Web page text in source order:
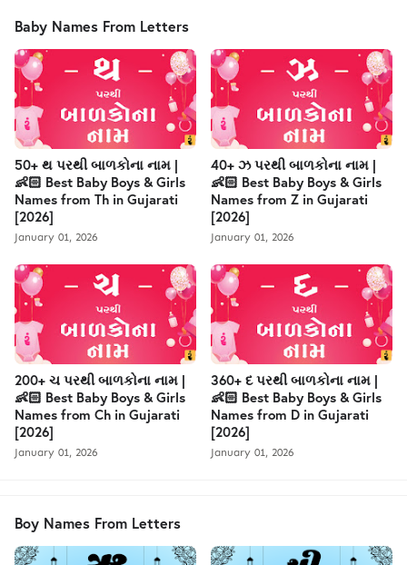
Baby Names From Letters
50+ થ પરથી બાળકોના નામ |
👶🏻 Best Baby Boys & Girls
Names from Th in Gujarati
[2026]
January 01, 2026
40+ ઝ પરથી બાળકોના નામ |
👶🏻 Best Baby Boys & Girls
Names from Z in Gujarati
[2026]
January 01, 2026
200+ ચ પરથી બાળકોના નામ |
👶🏻 Best Baby Boys & Girls
Names from Ch in Gujarati
[2026]
January 01, 2026
360+ દ પરથી બાળકોના નામ |
👶🏻 Best Baby Boys & Girls
Names from D in Gujarati
[2026]
January 01, 2026
Boy Names From Letters